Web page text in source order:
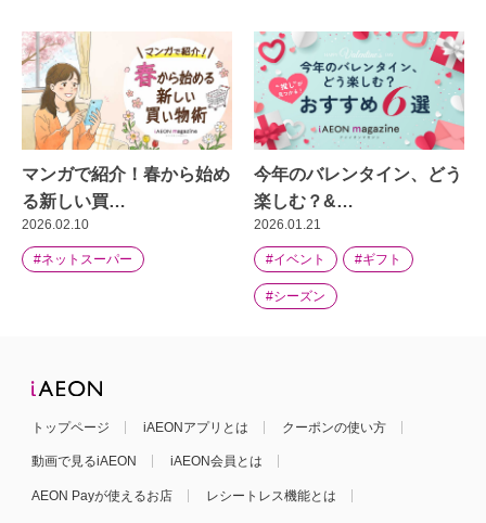
マンガで紹介！春から始め
る新しい買…
2026.02.10
#ネットスーパー
今年のバレンタイン、どう
楽しむ？&…
2026.01.21
#イベント #ギフト
#シーズン
トップページ iAEONアプリとは クーポンの使い方
動画で見るiAEON iAEON会員とは
AEON Payが使えるお店 レシートレス機能とは